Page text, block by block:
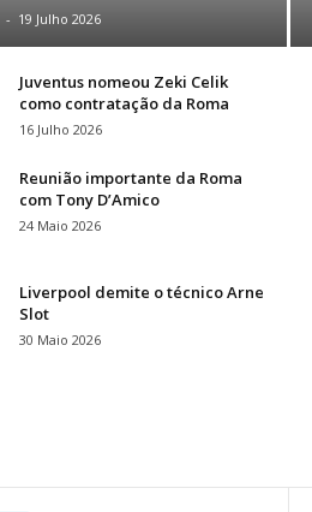
- 19 Julho 2026
Juventus nomeou Zeki Celik
como contratação da Roma
16 Julho 2026
Reunião importante da Roma
com Tony D’Amico
24 Maio 2026
Liverpool demite o técnico Arne
Slot
30 Maio 2026